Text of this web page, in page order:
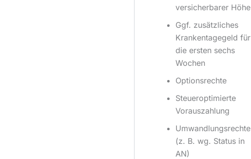
versicherbarer Höhe
Ggf. zusätzliches
Krankentagegeld für
die ersten sechs
Wochen
Optionsrechte
Steueroptimierte
Vorauszahlung
Umwandlungsrechte
(z. B. wg. Status in
AN)